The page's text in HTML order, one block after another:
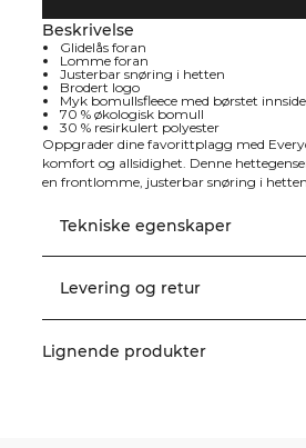
Beskrivelse
Glidelås foran
Lomme foran
Justerbar snøring i hetten
Brodert logo
Myk bomullsfleece med børstet innside
70 % økologisk bomull
30 % resirkulert polyester
Oppgrader dine favorittplagg med
komfort og allsidighet. Denne
en frontlomme, justerbar snøring i
moderne passform som gjør den til et
70% økologisk bomull, 30% resirkulert
Tekniske egenskaper
Levering og retur
Lignende produkter